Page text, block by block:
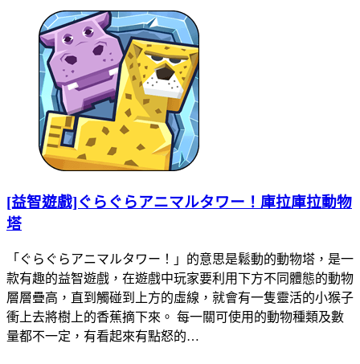
[益智遊戲]ぐらぐらアニマルタワー！庫拉庫拉動物
塔
「ぐらぐらアニマルタワー！」的意思是鬆動的動物塔，是一
款有趣的益智遊戲，在遊戲中玩家要利用下方不同體態的動物
層層疊高，直到觸碰到上方的虛線，就會有一隻靈活的小猴子
衝上去將樹上的香蕉摘下來。 每一關可使用的動物種類及數
量都不一定，有看起來有點怒的…